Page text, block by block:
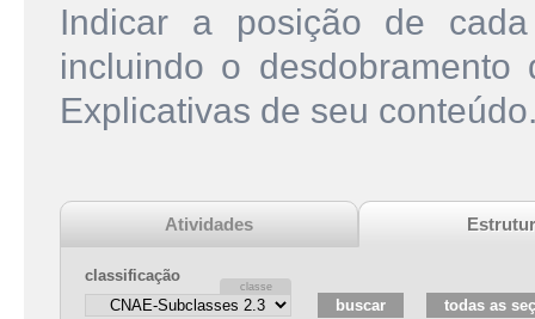
Indicar a posição de
incluindo o
Explicativas de seu
Atividades
classificação